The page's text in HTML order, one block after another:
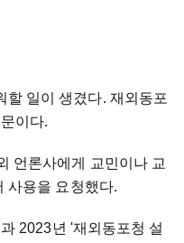
할 일이 생겼다. 재외동포
이다.
언론사에게 교민이나 교
사용을 요청했다.
2023년 '재외동포청 설